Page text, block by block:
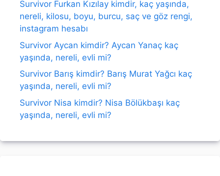
Survivor Furkan Kızılay kimdir, kaç yaşında,
nereli, kilosu, boyu, burcu, saç ve göz rengi,
instagram hesabı
Survivor Aycan kimdir? Aycan Yanaç kaç
yaşında, nereli, evli mi?
Survivor Barış kimdir? Barış Murat Yağcı kaç
yaşında, nereli, evli mi?
Survivor Nisa kimdir? Nisa Bölükbaşı kaç
yaşında, nereli, evli mi?